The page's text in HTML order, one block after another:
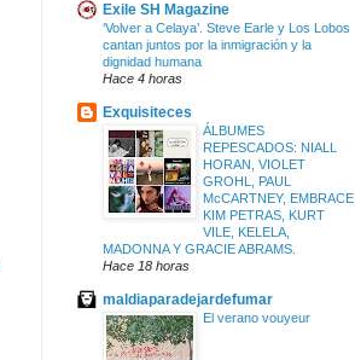
Exile SH Magazine
‘Volver a Celaya’. Steve Earle y Los Lobos
cantan juntos por la inmigración y la
dignidad humana
Hace 4 horas
Exquisiteces
ÁLBUMES
REPESCADOS: NIALL
HORAN, VIOLET
GROHL, PAUL
McCARTNEY, EMBRACE,
KIM PETRAS, KURT
VILE, KELELA,
MADONNA Y GRACIE ABRAMS.
Hace 18 horas
maldiaparadejardefumar
El verano vouyeur